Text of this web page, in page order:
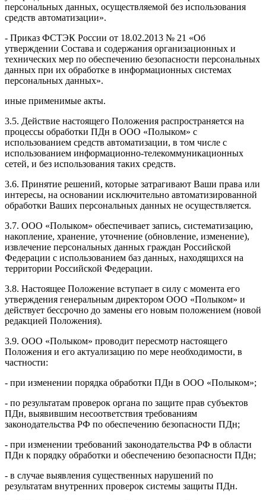
персональных данных, осуществляемой без использования
средств автоматизации».
- Приказ ФСТЭК России от 18.02.2013 № 21 «Об
утверждении Состава и содержания организационных и
технических мер по обеспечению безопасности персональных
данных при их обработке в информационных системах
персональных данных».
иные применимые акты.
3.5. Действие настоящего Положения распространяется на
процессы обработки ПДн в ООО «Полыком» с
использованием средств автоматизации, в том числе с
использованием информационно-телекоммуникационных
сетей, и без использования таких средств.
3.6. Принятие решений, которые затрагивают Ваши права или
интересы, на основании исключительно автоматизированной
обработки Ваших персональных данных не осуществляется.
3.7. ООО «Полыком» обеспечивает запись, систематизацию,
накопление, хранение, уточнение (обновление, изменение),
извлечение персональных данных граждан Российской
Федерации с использованием баз данных, находящихся на
территории Российской Федерации.
3.8. Настоящее Положение вступает в силу с момента его
утверждения генеральным директором ООО «Полыком» и
действует бессрочно до замены его новым положением (новой
редакцией Положения).
3.9. ООО «Полыком» проводит пересмотр настоящего
Положения и его актуализацию по мере необходимости, в
частности:
- при изменении порядка обработки ПДн в ООО «Полыком»;
- по результатам проверок органа по защите прав субъектов
ПДн, выявившим несоответствия требованиям
законодательства РФ по обеспечению безопасности ПДн;
- при изменении требований законодательства РФ в области
ПДн к порядку обработки и обеспечению безопасности ПДн;
- в случае выявления существенных нарушений по
результатам внутренних проверок системы защиты ПДн.